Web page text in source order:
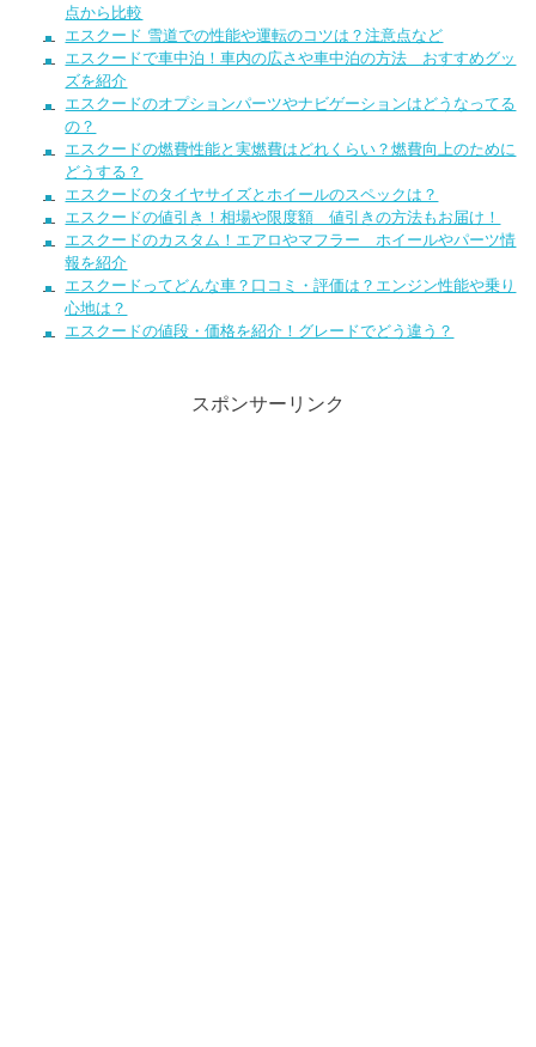
点から比較
エスクード 雪道での性能や運転のコツは？注意点など
エスクードで車中泊！車内の広さや車中泊の方法 おすすめグッ
ズを紹介
エスクードのオプションパーツやナビゲーションはどうなってる
の？
エスクードの燃費性能と実燃費はどれくらい？燃費向上のために
どうする？
エスクードのタイヤサイズとホイールのスペックは？
エスクードの値引き！相場や限度額 値引きの方法もお届け！
エスクードのカスタム！エアロやマフラー ホイールやパーツ情
報を紹介
エスクードってどんな車？口コミ・評価は？エンジン性能や乗り
心地は？
エスクードの値段・価格を紹介！グレードでどう違う？
スポンサーリンク